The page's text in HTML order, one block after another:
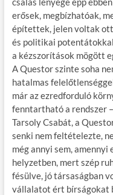
erősek, megbízhatóak,
építettek, jelen voltak
és politikai
a kézszorítások mögött
A Questor szinte soha
hatalmas
már az ezredforduló
fenntartható a rendszer
Tarsoly Csabát, a
senki nem feltételezte,
még annyi sem, amennyi
helyzetben, mert szép
fésülve, jó társaságban
vállalatot ért bírságokat